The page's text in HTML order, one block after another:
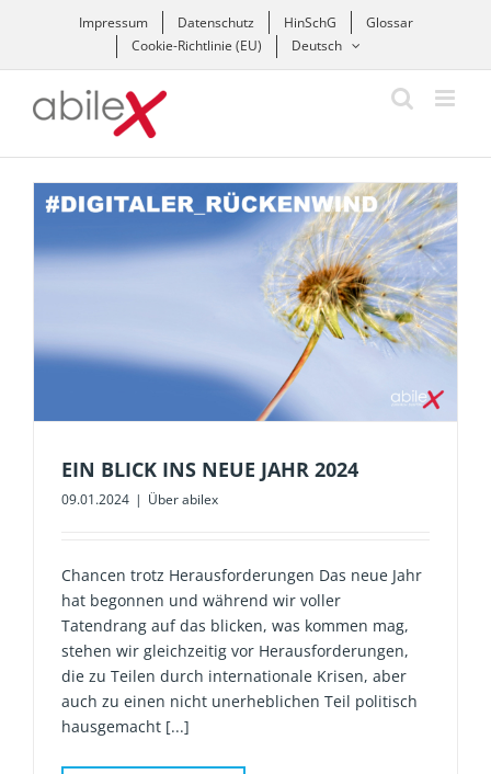
Impressum Datenschutz HinSchG
Glossar
Cookie-Richtlinie (EU)
Deutsch
EIN BLICK INS NEUE JAHR 2024
09.01.2024 | Über abilex
Chancen trotz Herausforderungen Das neue Jahr
hat begonnen und während wir voller
Tatendrang auf das blicken, was kommen mag,
stehen wir gleichzeitig vor Herausforderungen,
die zu Teilen durch internationale Krisen, aber
auch zu einen nicht unerheblichen Teil politisch
hausgemacht [...]